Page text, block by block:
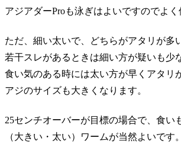
アジアダーProも泳ぎはよいですのでよく
ただ、細い太いで、どちらがアタリが多
若干スレがあるときは細い方が疑いも少
食い気のある時には太い方が早くアタリ
アジのサイズも大きくなります。
25センチオーバーが目標の場合で、食い
（大きい・太い）ワームが当然よいです。